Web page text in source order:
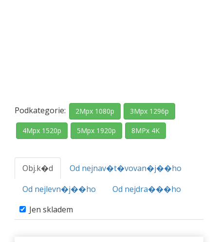
Podkategorie: 2Mpx 1080p 3Mpx 1296p
4Mpx 1520p 5Mpx 1920p 8MPx 4K
Obj.k�d
Od nejnav�t�vovan�j��ho
Od nejlevn�j��ho
Od nejdra���ho
Jen skladem